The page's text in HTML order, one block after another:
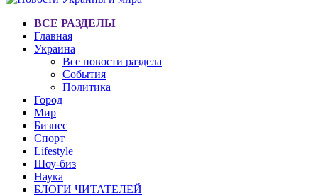
ВСЕ РАЗДЕЛЫ
Главная
Украина
Все новости раздела
События
Политика
Город
Мир
Бизнес
Спорт
Lifestyle
Шоу-биз
Наука
БЛОГИ ЧИТАТЕЛЕЙ